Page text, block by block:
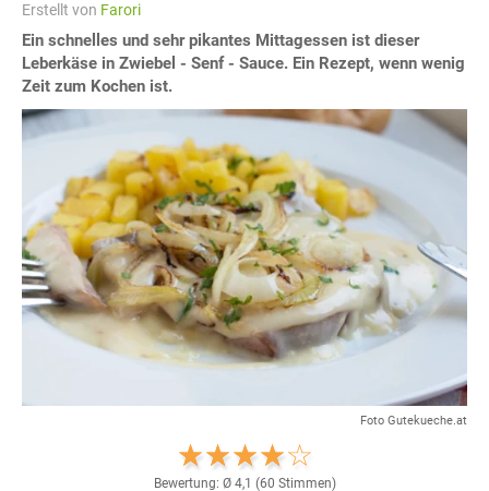
Erstellt von Farori
Ein schnelles und sehr pikantes Mittagessen ist dieser
Leberkäse in Zwiebel - Senf - Sauce. Ein Rezept, wenn wenig
Zeit zum Kochen ist.
Foto Gutekueche.at
Bewertung: Ø 4,1 (60 Stimmen)